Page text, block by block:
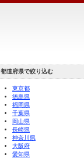
都道府県で絞り込む
東京都
徳島県
福岡県
千葉県
岡山県
長崎県
神奈川県
大阪府
愛知県